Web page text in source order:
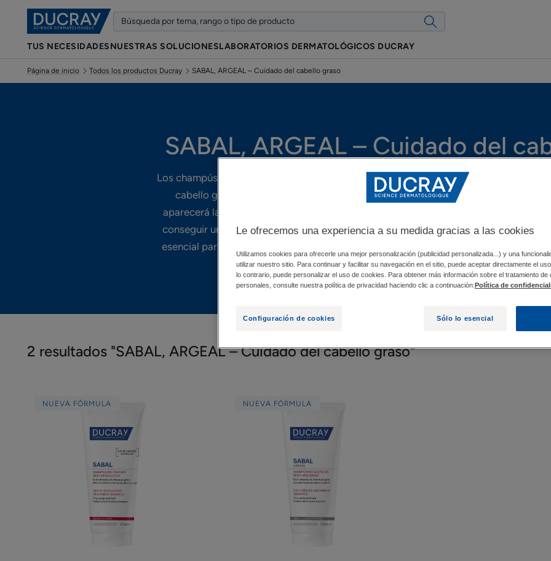
TUS NECESIDADESNUESTRAS SOLUCIONESLABORATORIOS DERMATOLÓGICOS DUCRAY
Página de inicio Todos los productos Ducray SABAL, ARGEAL – Cuidado del cabello graso
SABAL, ARGEAL – Cuidado del
Los champús SABAL y ARGEAL se han desarrollado especialmente para limpiar y
cabello graso, a menudo de aspecto brillante, pesado y sin brillo. ¿Cuanto más
aparecerá la grasa? Los champús para cabellos grasos SABAL y ARGEAL son la
conseguir un cabello limpio, flexible y ligero todos los días. Nuestros cuidados del
esencial para cuidar el cabello graso, actuando sobre el exceso de sebo y
2 resultados "SABAL, ARGEAL – Cuidado del cabello graso"
tratamiento
seborregulador
NUEVA FÓRMULA
seboabsorbente
NUEVA FÓRMULA
Le ofrecemos una experiencia a su medida gracias a las cookies
Utilizamos cookies para ofrecerle una mejor personalización (publicidad personalizada...) y una
utilizar nuestro sitio. Para continuar y facilitar su navegación en el sitio, puede aceptar directamente el
lo contrario, puede personalizar el uso de cookies. Para obtener más información sobre el tratamiento de
personales, consulte nuestra política de privacidad haciendo clic a continuación:Política de
Configuración de cookies Sólo lo esencial